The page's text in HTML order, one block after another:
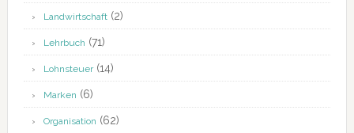
Landwirtschaft(2)
Lehrbuch (71)
Lohnsteuer(14)
Marken (6)
Organisation (62)